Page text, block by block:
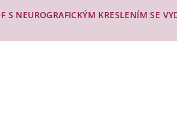
NEUROGRAFICKÝM KRESLENÍM SE